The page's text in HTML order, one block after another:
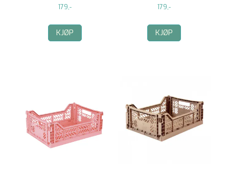
179,-
KJØP
179,-
KJØP